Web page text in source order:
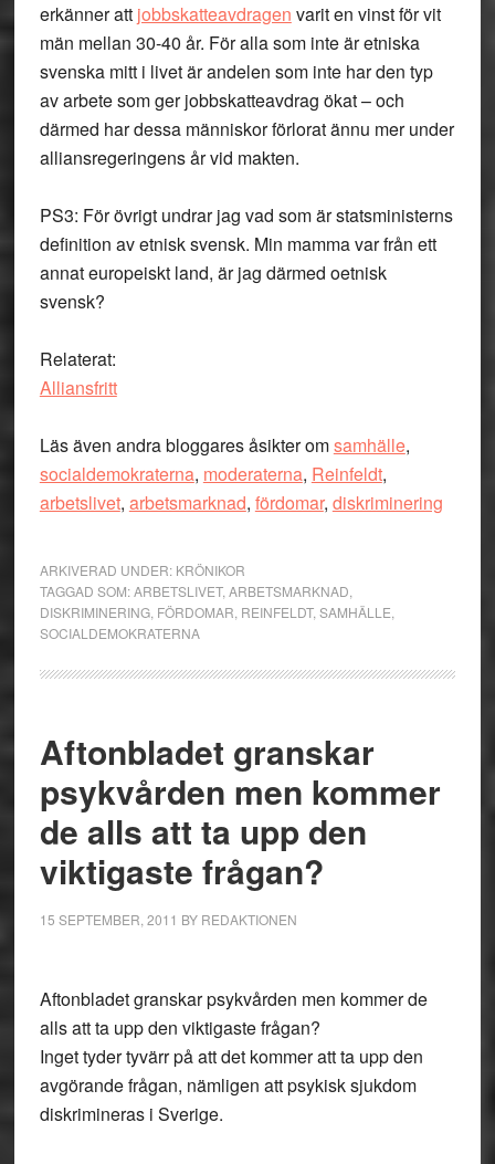
erkänner att jobbskatteavdragen varit en vinst för vit
män mellan 30-40 år. För alla som inte är etniska
svenska mitt i livet är andelen som inte har den typ
av arbete som ger jobbskatteavdrag ökat – och
därmed har dessa människor förlorat ännu mer under
alliansregeringens år vid makten.
PS3: För övrigt undrar jag vad som är statsministerns
definition av etnisk svensk. Min mamma var från ett
annat europeiskt land, är jag därmed oetnisk
svensk?
Relaterat:
Alliansfritt
Läs även andra bloggares åsikter omsamhälle,
socialdemokraterna, moderaterna, Reinfeldt,
arbetslivet, arbetsmarknad, fördomar, diskriminering
ARKIVERAD UNDER: KRÖNIKOR
TAGGAD SOM:ARBETSLIVET, ARBETSMARKNAD
DISKRIMINERING, FÖRDOMAR REINFELDT, SAMHÄLLE
SOCIALDEMOKRATERNA
Aftonbladet granskar
psykvården men kommer
de alls att ta upp den
viktigaste frågan?
15 SEPTEMBER, 2011 BY REDAKTIONEN
Aftonbladet granskar psykvården men kommer de
alls att ta upp den viktigaste frågan?
Inget tyder tyvärr på att det kommer att ta upp den
avgörande frågan, nämligen att psykisk sjukdom
diskrimineras i Sverige.